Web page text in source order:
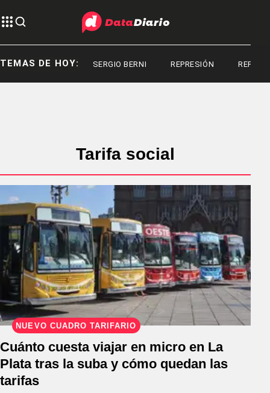
TEMAS DE HOY: SERGIO BERNI REPRESIÓN REPRESIÓN
Tarifa social
NUEVO CUADRO TARIFARIO
Cuánto cuesta viajar en micro en La
Plata tras la suba y cómo quedan las
tarifas